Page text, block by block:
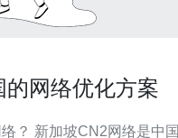
的网络优化方案
？ 新加坡CN2网络是中国